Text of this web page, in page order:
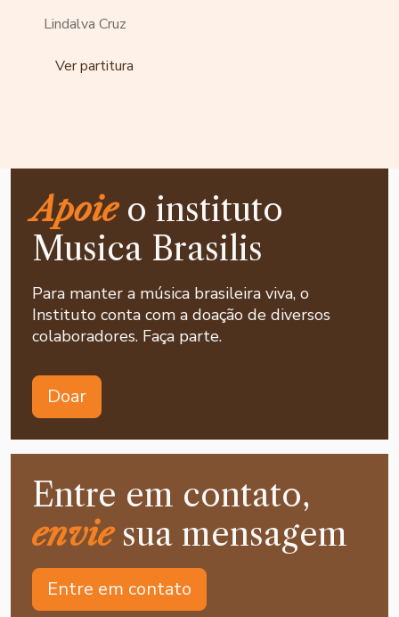
Lindalva Cruz
Ver partitura
Apoieo instituto
Musica Brasilis
Para manter a música brasileira viva, o
Instituto conta com a doação de diversos
colaboradores. Faça parte.
Doar
Entre em contato,
enviesua mensagem
Entre em contato